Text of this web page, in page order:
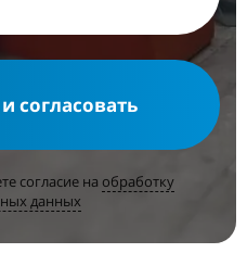
согласовать
согласие на обработку
данных